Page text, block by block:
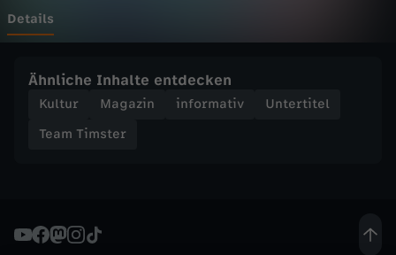
B
n
s
Details
Ähnliche Inhalte entdecken
Kultur Magazin informativ
Untertitel
Team Timster